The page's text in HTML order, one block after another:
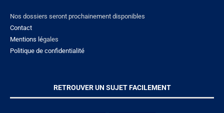
Nos dossiers seront prochainement disponibles
Contact
Mentions légales
Politique de confidentialité
RETROUVER UN SUJET FACILEMENT